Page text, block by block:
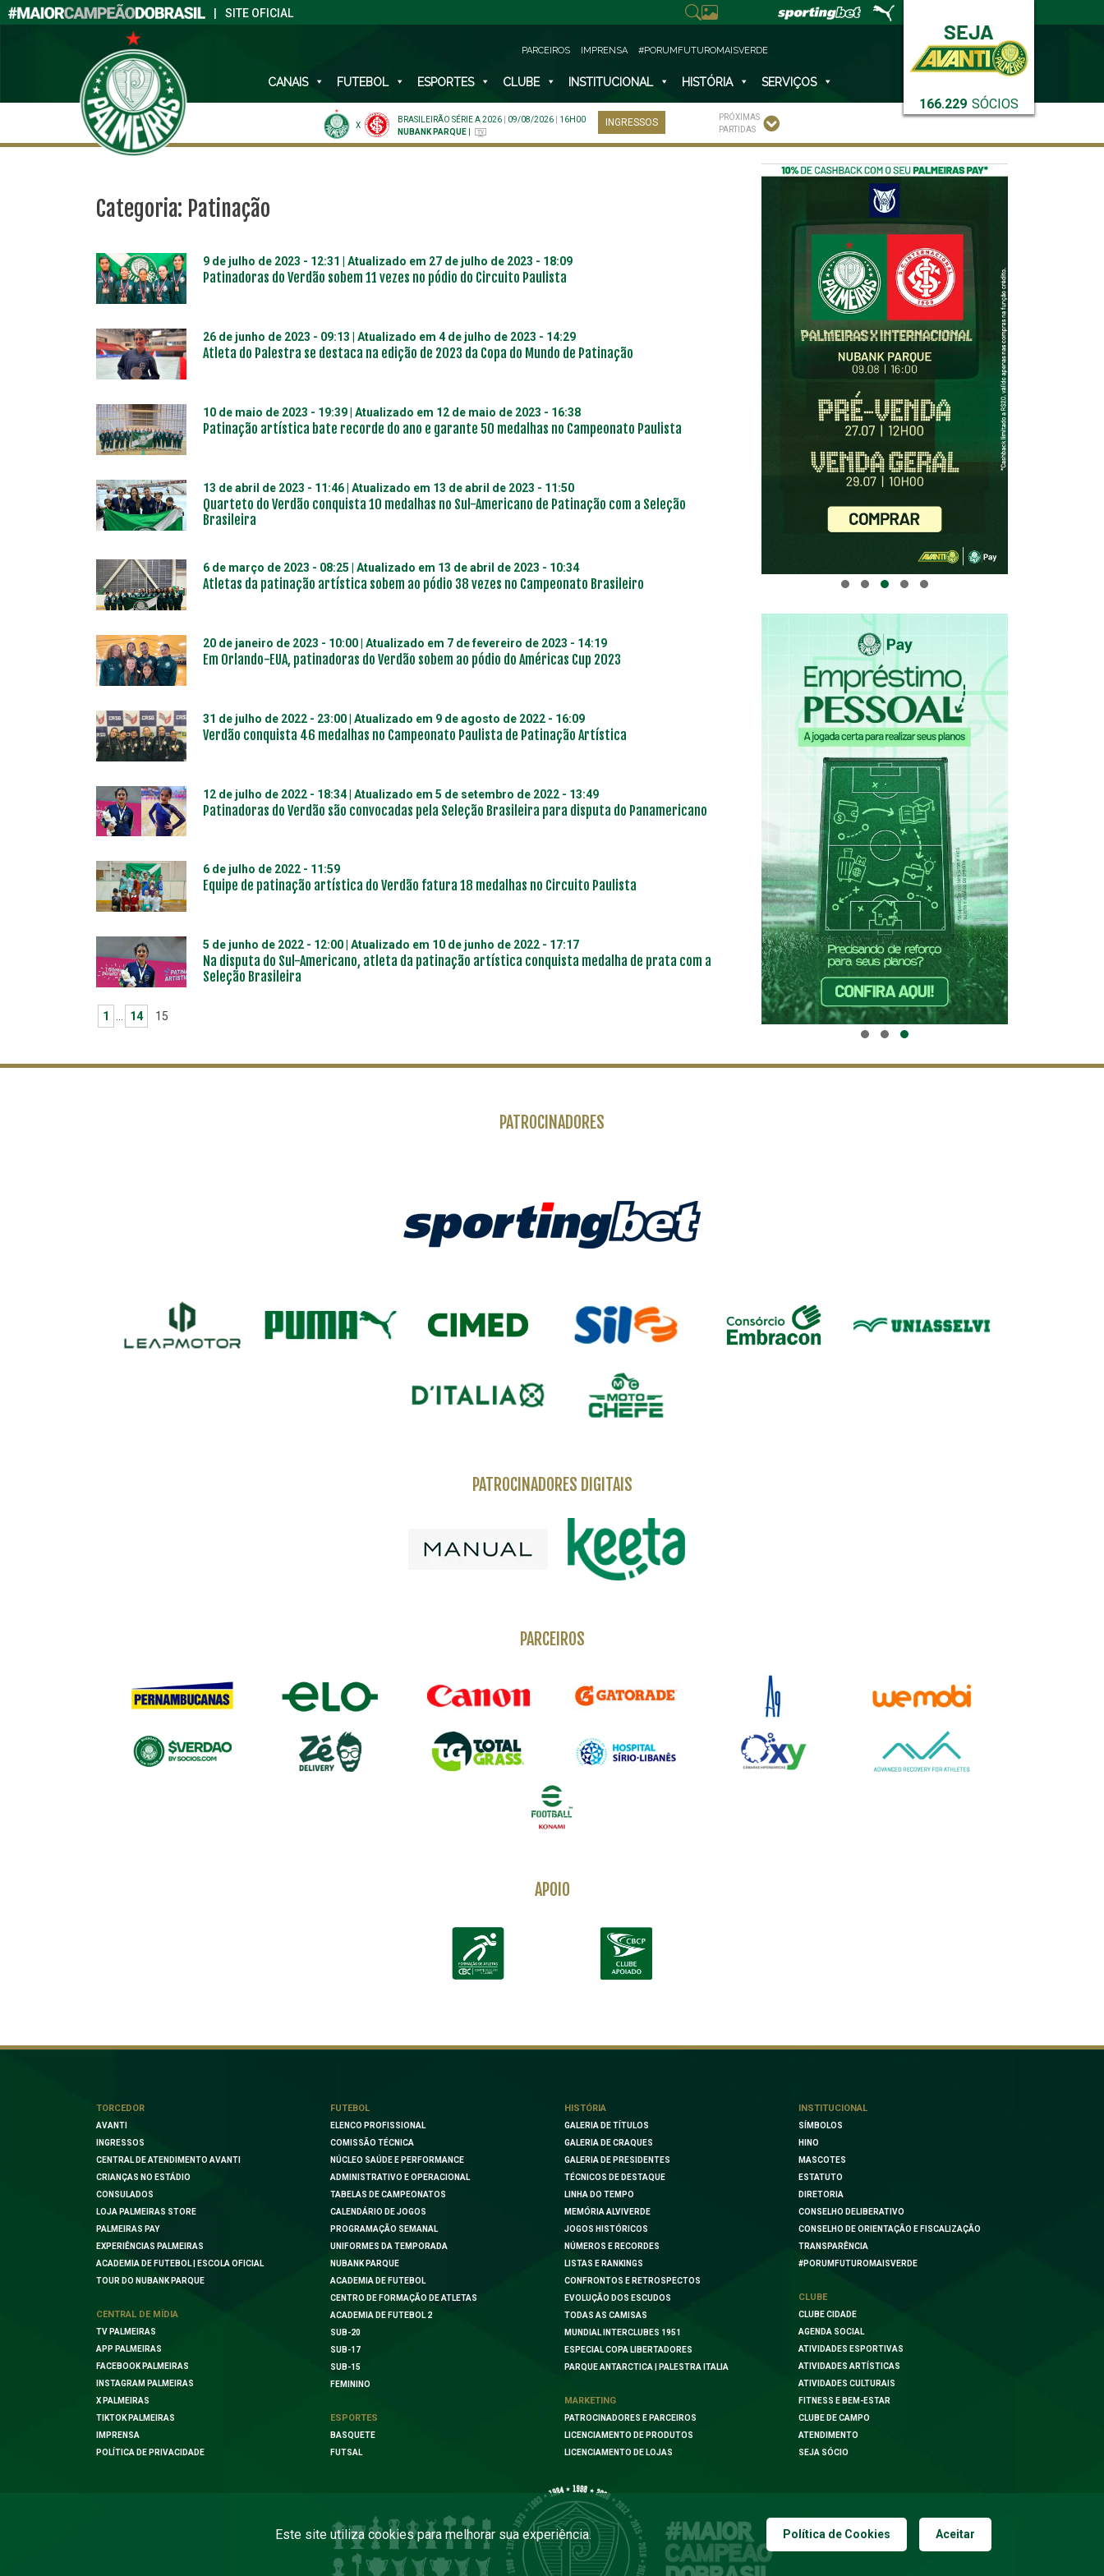
SITE OFICIAL
166.229 SÓCIOS
PARCEIROS IMPRENSA #PORUMFUTUROMAISVERDE
CANAIS FUTEBOL ESPORTES CLUBE INSTITUCIONAL HISTÓRIA SERVIÇOS
X
BRASILEIRÃO SÉRIE A 2026 09/08/2026
16H00
NUBANK PARQUE
INGRESSOS
PRÓXIMAS
PARTIDAS
Categoria: Patinação
9 de julho de 2023 - 12:31 | Atualizado em 27 de julho de 2023 - 18:09
Patinadoras do Verdão sobem 11 vezes no pódio do Circuito Paulista
26 de junho de 2023 - 09:13 | Atualizado em 4 de julho de 2023 - 14:29
Atleta do Palestra se destaca na edição de 2023 da Copa do Mundo de Patinação
10 de maio de 2023 - 19:39 | Atualizado em 12 de maio de 2023 - 16:38
Patinação artística bate recorde do ano e garante 50 medalhas no Campeonato Paulista
13 de abril de 2023 - 11:46 | Atualizado em 13 de abril de 2023 - 11:50
Quarteto do Verdão conquista 10 medalhas no Sul-Americano de Patinação com a Seleção
Brasileira
6 de março de 2023 - 08:25 | Atualizado em 13 de abril de 2023 - 10:34
Atletas da patinação artística sobem ao pódio 38 vezes no Campeonato Brasileiro
20 de janeiro de 2023 - 10:00 | Atualizado em 7 de fevereiro de 2023 - 14:19
Em Orlando-EUA, patinadoras do Verdão sobem ao pódio do Américas Cup 2023
31 de julho de 2022 - 23:00 | Atualizado em 9 de agosto de 2022 - 16:09
Verdão conquista 46 medalhas no Campeonato Paulista de Patinação Artística
12 de julho de 2022 - 18:34| Atualizado em 5 de setembro de 2022 - 13:49
Patinadoras do Verdão são convocadas pela Seleção Brasileira para disputa do Panamericano
6 de julho de 2022 - 11:59
Equipe de patinação artística do Verdão fatura 18 medalhas no Circuito Paulista
5 de junho de 2022 - 12:00 | Atualizado em 10 de junho de 2022 - 17:17
Na disputa do Sul-Americano, atleta da patinação artística conquista medalha de prata com a
Seleção Brasileira
1 … 14 15
PATROCINADORES
PATROCINADORES DIGITAIS
PARCEIROS
APOIO
TORCEDOR
AVANTI
INGRESSOS
CENTRAL DE ATENDIMENTO AVANTI
CRIANÇAS NO ESTÁDIO
CONSULADOS
LOJA PALMEIRAS STORE
PALMEIRAS PAY
EXPERIÊNCIAS PALMEIRAS
ACADEMIA DE FUTEBOL | ESCOLA OFICIAL
TOUR DO NUBANK PARQUE
CENTRAL DE MÍDIA
TV PALMEIRAS
APP PALMEIRAS
FACEBOOK PALMEIRAS
INSTAGRAM PALMEIRAS
X PALMEIRAS
TIKTOK PALMEIRAS
IMPRENSA
POLÍTICA DE PRIVACIDADE
FUTEBOL
ELENCO PROFISSIONAL
COMISSÃO TÉCNICA
NÚCLEO SAÚDE E PERFORMANCE
ADMINISTRATIVO E OPERACIONAL
TABELAS DE CAMPEONATOS
CALENDÁRIO DE JOGOS
PROGRAMAÇÃO SEMANAL
UNIFORMES DA TEMPORADA
NUBANK PARQUE
ACADEMIA DE FUTEBOL
CENTRO DE FORMAÇÃO DE ATLETAS
ACADEMIA DE FUTEBOL 2
SUB-20
SUB-17
SUB-15
FEMININO
ESPORTES
BASQUETE
FUTSAL
HISTÓRIA
GALERIA DE TÍTULOS
GALERIA DE CRAQUES
GALERIA DE PRESIDENTES
TÉCNICOS DE DESTAQUE
LINHA DO TEMPO
MEMÓRIA ALVIVERDE
JOGOS HISTÓRICOS
NÚMEROS E RECORDES
LISTAS E RANKINGS
CONFRONTOS E RETROSPECTOS
EVOLUÇÃO DOS ESCUDOS
TODAS AS CAMISAS
MUNDIAL INTERCLUBES 1951
ESPECIAL COPA LIBERTADORES
PARQUE ANTARCTICA | PALESTRA ITALIA
MARKETING
PATROCINADORES E PARCEIROS
LICENCIAMENTO DE PRODUTOS
LICENCIAMENTO DE LOJAS
INSTITUCIONAL
SÍMBOLOS
HINO
MASCOTES
ESTATUTO
DIRETORIA
CONSELHO DELIBERATIVO
CONSELHO DE ORIENTAÇÃO E FISCALIZAÇÃO
TRANSPARÊNCIA
#PORUMFUTUROMAISVERDE
CLUBE
CLUBE CIDADE
AGENDA SOCIAL
ATIVIDADES ESPORTIVAS
ATIVIDADES ARTÍSTICAS
ATIVIDADES CULTURAIS
FITNESS E BEM-ESTAR
CLUBE DE CAMPO
ATENDIMENTO
SEJA SÓCIO
Este site utiliza cookies para melhorar sua experiência. Política de Cookies Aceitar